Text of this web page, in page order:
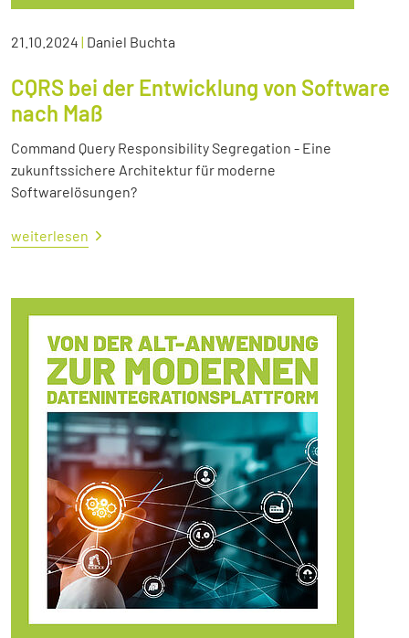
21.10.2024 | Daniel Buchta
CQRS bei der Entwicklung von Software
nach Maß
Command Query Responsibility Segregation - Eine
zukunftssichere Architektur für moderne
Softwarelösungen?
weiterlesen